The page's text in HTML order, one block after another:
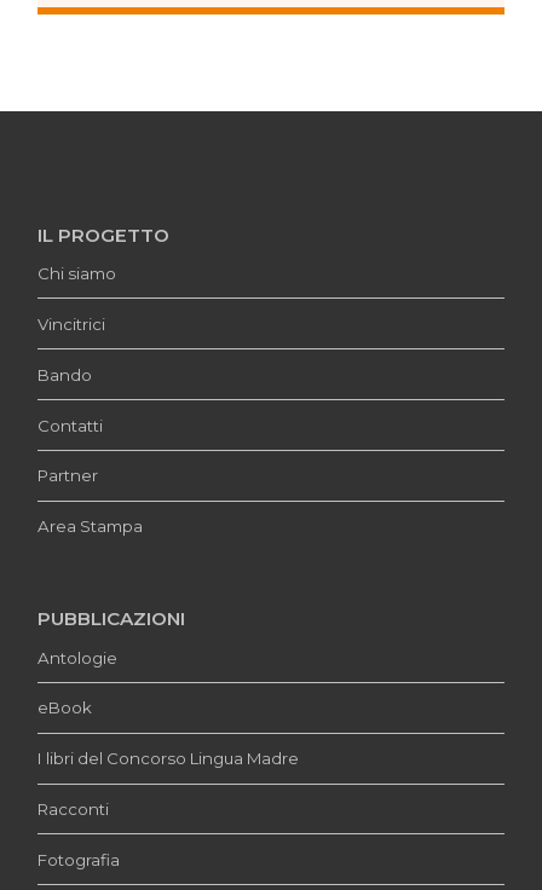
IL PROGETTO
Chi siamo
Vincitrici
Bando
Contatti
Partner
Area Stampa
PUBBLICAZIONI
Antologie
eBook
I libri del Concorso Lingua Madre
Racconti
Fotografia